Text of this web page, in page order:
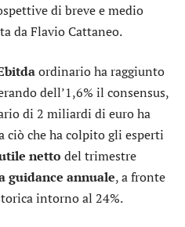
di breve e medio
da Flavio Cattaneo.
ordinario ha raggiunto
dell’1,6% il consensus,
di 2 miliardi di euro ha
ciò che ha colpito gli esperti
netto del trimestre
guidance annuale, a fronte
intorno al 24%.